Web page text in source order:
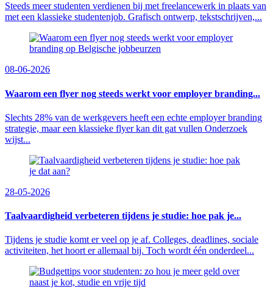
Steeds meer studenten verdienen bij met freelancewerk in plaats van
met een klassieke studentenjob. Grafisch ontwerp, tekstschrijven,...
08-06-2026
Waarom een flyer nog steeds werkt voor employer branding...
Slechts 28% van de werkgevers heeft een echte employer branding
strategie, maar een klassieke flyer kan dit gat vullen Onderzoek
wijst...
28-05-2026
Taalvaardigheid verbeteren tijdens je studie: hoe pak je...
Tijdens je studie komt er veel op je af. Colleges, deadlines, sociale
activiteiten, het hoort er allemaal bij. Toch wordt één onderdeel...